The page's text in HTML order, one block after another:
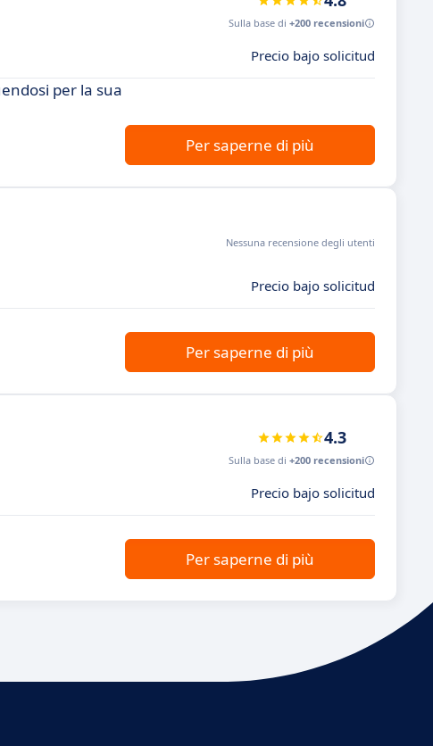
Sulla base di +200 recensioni
Precio bajo solicitud
per la sua
Per saperne di più
Nessuna recensione degli utenti
Precio bajo solicitud
Per saperne di più
4.3
Sulla base di +200 recensioni
Precio bajo solicitud
Per saperne di più